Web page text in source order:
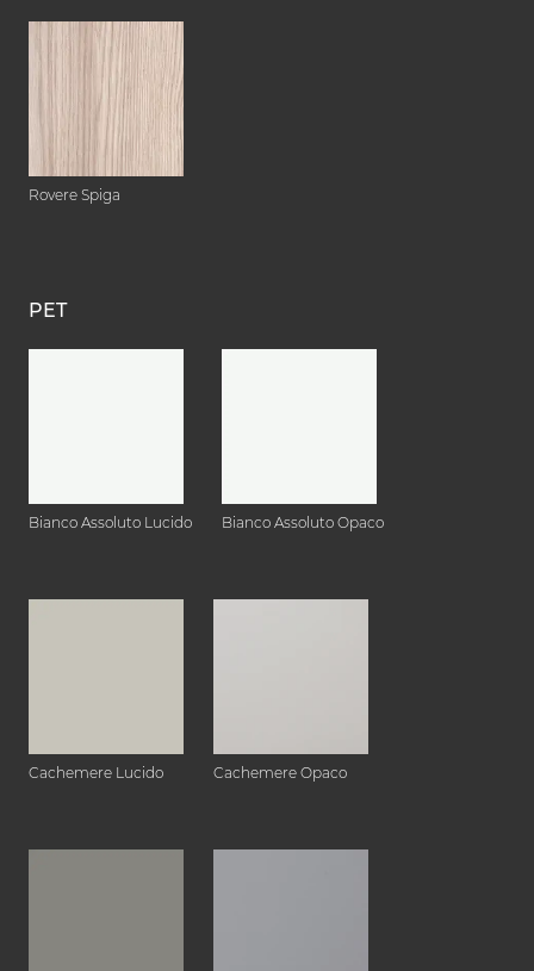
Rovere Spiga
PET
Bianco Assoluto Lucido Bianco Assoluto Opaco
Cachemere Lucido Cachemere Opaco